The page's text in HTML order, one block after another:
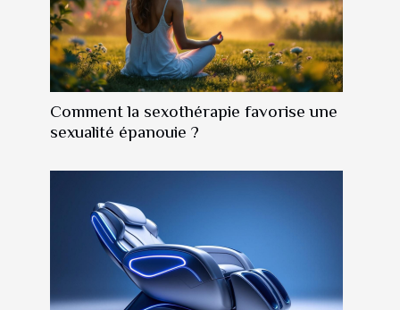
Comment la sexothérapie favorise une
sexualité épanouie ?